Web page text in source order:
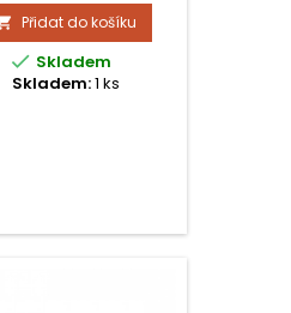
Přidat do košíku
 Skladem
Skladem:1 ks